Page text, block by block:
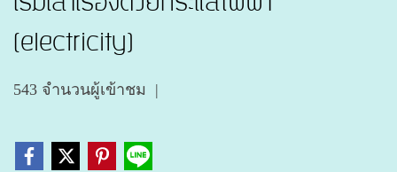
(electricity)
543 จำนวนผู้เข้าชม |